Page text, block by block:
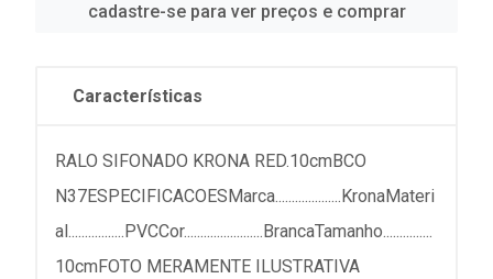
cadastre-se para ver preços e comprar
Características
RALO SIFONADO KRONA RED.10cmBCO
N37ESPECIFICACOESMarca....................KronaMateri
al.................PVCCor........................BrancaTamanho...............
10cmFOTO MERAMENTE ILUSTRATIVA